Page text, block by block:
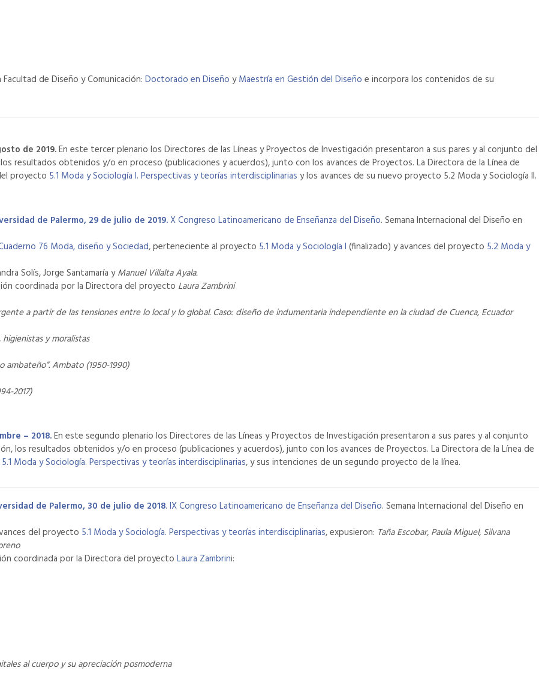
de Diseño y Comunicación: Doctorado en Diseño yMaestría en Gestión del Diseño e incorpora los contenidos de su
de 2019.En este tercer plenario los Directores de las Líneas y Proyectos de Investigación presentaron a sus pares y al conjunto del
resultados obtenidos y/o en proceso (publicaciones y acuerdos), junto con los avances de Proyectos. La Directora de la Línea de
proyecto 5.1 Moda y Sociología I. Perspectivas y teorías interdisciplinarias y los avances de su nuevo proyecto 5.2 Moda y Sociología II.
de Palermo, 29 de julio de 2019.X Congreso Latinoamericano de Enseñanza del Diseño. Semana Internacional del Diseño en
76 Moda, diseño y Sociedad, perteneciente al proyecto 5.1 Moda y Sociología I (finalizado) y avances del proyecto 5.2 Moda y
Solís, Jorge Santamaría yManuel Villalta Ayala.
coordinada por la Directora del proyecto Laura Zambrini
a partir de las tensiones entre lo local y lo global. Caso: diseño de indumentaria independiente en la ciudad de Cuenca, Ecuador
y moralistas
Ambato (1950-1990)
2017)
– 2018.En este segundo plenario los Directores de las Líneas y Proyectos de Investigación presentaron a sus pares y al conjunto
los resultados obtenidos y/o en proceso (publicaciones y acuerdos), junto con los avances de Proyectos. La Directora de la Línea de
5.1 Moda y Sociología. Perspectivas y teorías interdisciplinarias, y sus intenciones de un segundo proyecto de la línea.
de Palermo, 30 de julio de 2018. IX Congreso Latinoamericano de Enseñanza del Diseño. Semana Internacional del Diseño en
del proyecto 5.1 Moda y Sociología. Perspectivas y teorías interdisciplinarias, expusieron: Taña Escobar, Paula Miguel, Silvana
coordinada por la Directora del proyecto Laura Zambrini:
al cuerpo y su apreciación posmoderna